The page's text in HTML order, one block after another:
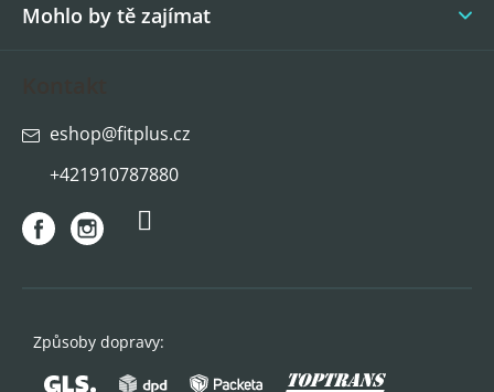
Mohlo by tě zajímat
eshop@fitplus.cz
+421910787880
Způsoby dopravy: